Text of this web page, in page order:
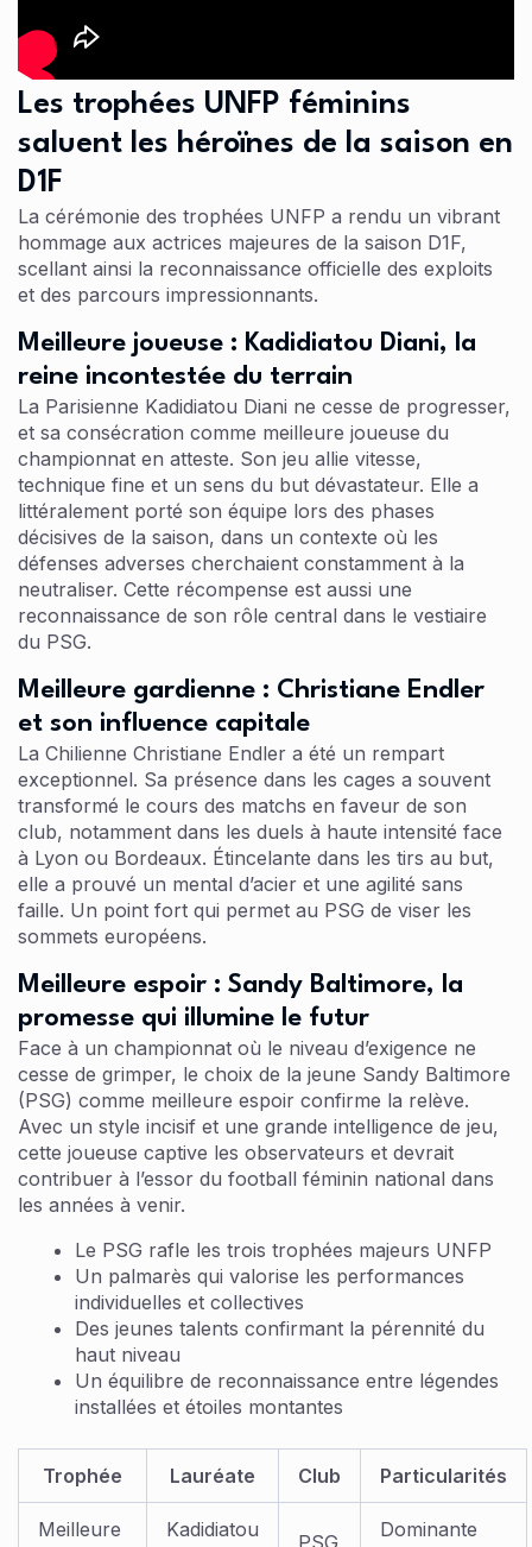
Les trophées UNFP féminins
saluent les héroïnes de la saison en
D1F
La cérémonie des trophées UNFP a rendu un vibrant
hommage aux actrices majeures de la saison D1F,
scellant ainsi la reconnaissance officielle des exploits
et des parcours impressionnants.
Meilleure joueuse : Kadidiatou Diani, la
reine incontestée du terrain
La Parisienne Kadidiatou Diani ne cesse de progresser,
et sa consécration comme meilleure joueuse du
championnat en atteste. Son jeu allie vitesse,
technique fine et un sens du but dévastateur. Elle a
littéralement porté son équipe lors des phases
décisives de la saison, dans un contexte où les
défenses adverses cherchaient constamment à la
neutraliser. Cette récompense est aussi une
reconnaissance de son rôle central dans le vestiaire
du PSG.
Meilleure gardienne : Christiane Endler
et son influence capitale
La Chilienne Christiane Endler a été un rempart
exceptionnel. Sa présence dans les cages a souvent
transformé le cours des matchs en faveur de son
club, notamment dans les duels à haute intensité face
à Lyon ou Bordeaux. Étincelante dans les tirs au but,
elle a prouvé un mental d’acier et une agilité sans
faille. Un point fort qui permet au PSG de viser les
sommets européens.
Meilleure espoir : Sandy Baltimore, la
promesse qui illumine le futur
Face à un championnat où le niveau d’exigence ne
cesse de grimper, le choix de la jeune Sandy Baltimore
(PSG) comme meilleure espoir confirme la relève.
Avec un style incisif et une grande intelligence de jeu,
cette joueuse captive les observateurs et devrait
contribuer à l’essor du football féminin national dans
les années à venir.
Le PSG rafle les trois trophées majeurs UNFP
Un palmarès qui valorise les performances
individuelles et collectives
Des jeunes talents confirmant la pérennité du
haut niveau
Un équilibre de reconnaissance entre légendes
installées et étoiles montantes
Trophée Lauréate Club Particularités
Meilleure
Kadidiatou
PSG
Dominante